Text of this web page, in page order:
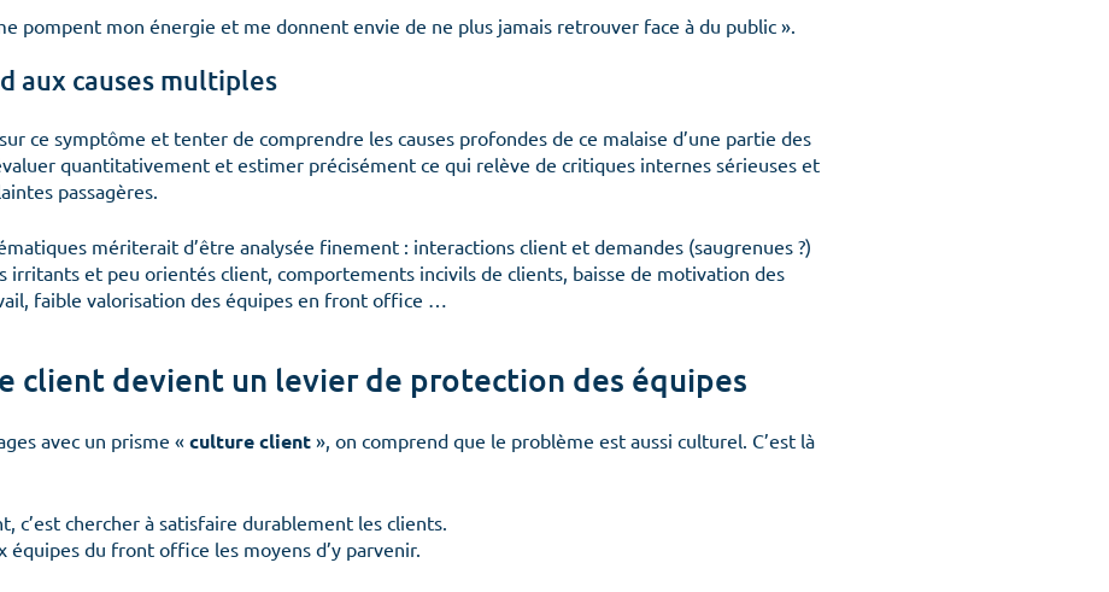
Menu
pompent mon énergie et me donnent envie de ne plus jamais retrouver face à du public ».
aux causes multiples
ce symptôme et tenter de comprendre les causes profondes de ce malaise d’une partie des
quantitativement et estimer précisément ce qui relève de critiques internes sérieuses et
passagères.
mériterait d’être analysée finement : interactions client et demandes (saugrenues ?)
irritants et peu orientés client, comportements incivils de clients, baisse de motivation des
faible valorisation des équipes en front office …
client devient un levier de protection des équipes
avec un prisme « culture client », on comprend que le problème est aussi culturel. C’est là
c’est chercher à satisfaire durablement les clients.
équipes du front office les moyens d’y parvenir.